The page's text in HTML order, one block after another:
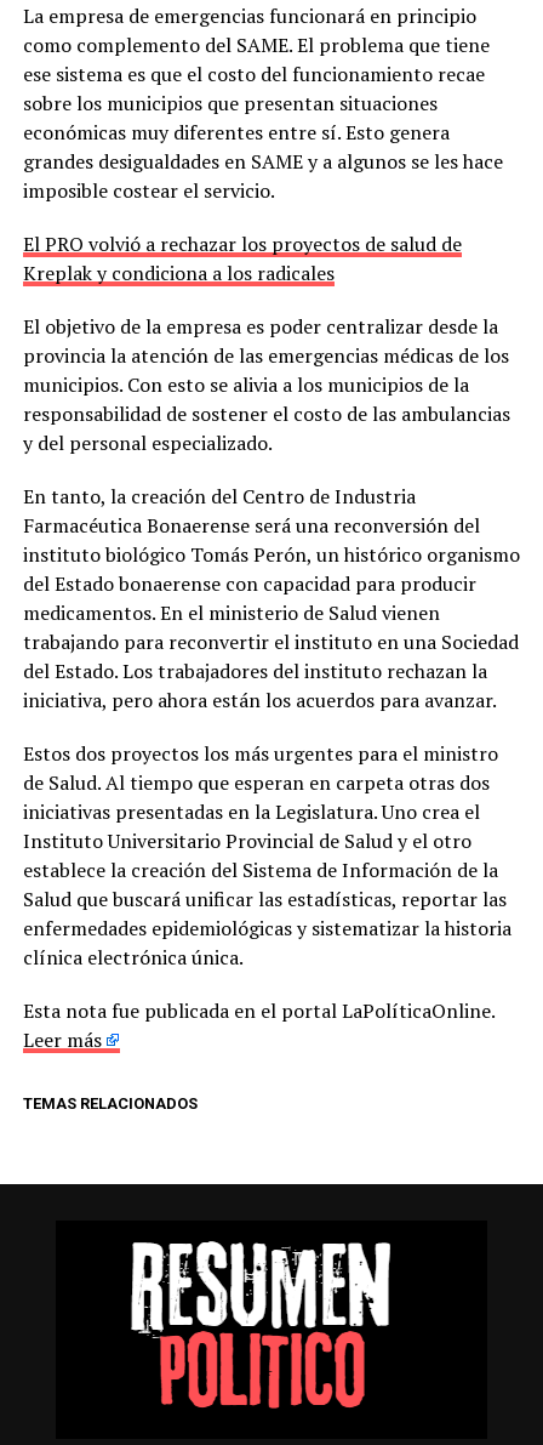
La empresa de emergencias funcionará en principio
como complemento del SAME. El problema que tiene
ese sistema es que el costo del funcionamiento recae
sobre los municipios que presentan situaciones
económicas muy diferentes entre sí. Esto genera
grandes desigualdades en SAME y a algunos se les hace
imposible costear el servicio.
El PRO volvió a rechazar los proyectos de salud de
Kreplak y condiciona a los radicales
El objetivo de la empresa es poder centralizar desde la
provincia la atención de las emergencias médicas de los
municipios. Con esto se alivia a los municipios de la
responsabilidad de sostener el costo de las ambulancias
y del personal especializado.
En tanto, la creación del Centro de Industria
Farmacéutica Bonaerense será una reconversión del
instituto biológico Tomás Perón, un histórico organismo
del Estado bonaerense con capacidad para producir
medicamentos. En el ministerio de Salud vienen
trabajando para reconvertir el instituto en una Sociedad
del Estado. Los trabajadores del instituto rechazan la
iniciativa, pero ahora están los acuerdos para avanzar.
Estos dos proyectos los más urgentes para el ministro
de Salud. Al tiempo que esperan en carpeta otras dos
iniciativas presentadas en la Legislatura. Uno crea el
Instituto Universitario Provincial de Salud y el otro
establece la creación del Sistema de Información de la
Salud que buscará unificar las estadísticas, reportar las
enfermedades epidemiológicas y sistematizar la historia
clínica electrónica única.
Esta nota fue publicada en el portal LaPolíticaOnline.
Leer más
TEMAS RELACIONADOS